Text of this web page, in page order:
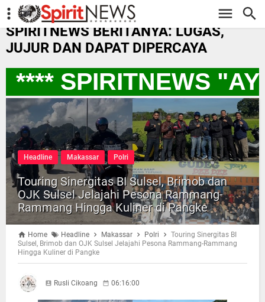
-->
SPIRITNEWS BERITANYA: LUGAS,
JUJUR DAN DAPAT DIPERCAYA
SPIRITNEWS
Headline Makassar Polri
Touring Sinergitas BI Sulsel, Brimob dan
OJK Sulsel Jelajahi Pesona Rammang-
Rammang Hingga Kuliner di Pangke
Home Headline Makassar Polri
Touring Sinergitas BI
Sulsel, Brimob dan OJK Sulsel Jelajahi Pesona Rammang-Rammang
Hingga Kuliner di Pangke
Rusli Cikoang 06:16:00